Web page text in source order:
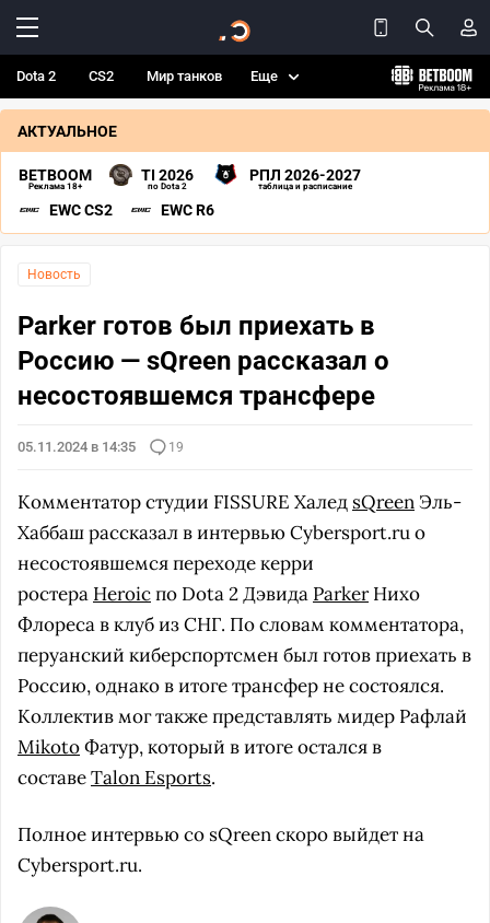
Dota 2 CS2 Мир танков Еще
АКТУАЛЬНОЕ
BETBOOM
Реклама 18+
TI 2026
по Dota 2
РПЛ 2026-2027
таблица и расписание
EWC CS2 EWC R6
Новость
Parker готов был приехать в
Россию — sQreen рассказал о
несостоявшемся трансфере
05.11.2024 в 14:35 19
Комментатор студии FISSURE Халед sQreenЭль-
Хаббаш рассказал в интервью Cybersport.ru о
несостоявшемся переходе керри
ростера Heroicпо Dota 2 Дэвида ParkerНихо
Флореса в клуб из СНГ. По словам комментатора,
перуанский киберспортсмен был готов приехать в
Россию, однако в итоге трансфер не состоялся.
Коллектив мог также представлять мидер Рафлай
MikotoФатур, который в итоге остался в
составеTalon Esports.
Полное интервью со sQreen скоро выйдет на
Cybersport.ru.